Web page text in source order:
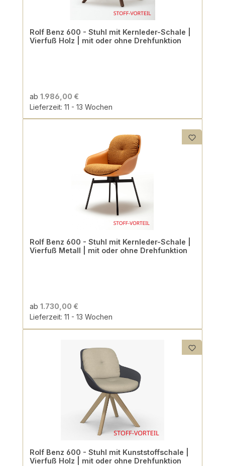
Rolf Benz 600 - Stuhl mit Kernleder-Schale |
Vierfuß Holz | mit oder ohne Drehfunktion
ab 1.986,00 €
Lieferzeit: 11 - 13 Wochen
Rolf Benz 600 - Stuhl mit Kernleder-Schale |
Vierfuß Metall | mit oder ohne Drehfunktion
ab 1.730,00 €
Lieferzeit: 11 - 13 Wochen
Rolf Benz 600 - Stuhl mit Kunststoffschale |
Vierfuß Holz | mit oder ohne Drehfunktion